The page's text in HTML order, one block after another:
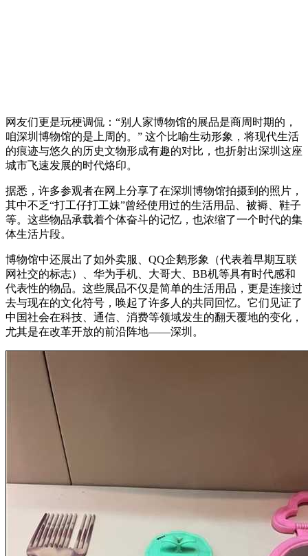
网友们更是玩梗调侃：“别人家博物馆的展品是商周时期的，
咱深圳博物馆的是上周的。” 这个比喻生动形象，将现代生活
的痕迹与悠久的历史文物形成有趣的对比，也折射出深圳这座
城市飞速发展的时代烙印。
据悉，许多参观者在网上分享了在深圳博物馆拍摄到的照片，
其中不乏“打工仔打工妹”曾经使用过的生活用品、被褥、鞋子
等。这些物品承载着个体奋斗的记忆，也浓缩了一个时代的集
体生活片段。
博物馆中还展出了如外卖服、QQ企鹅形象（代表着早期互联
网社交的标志）、华为手机、大哥大、BB机等具有时代感和
代表性的物品。这些展品不仅是简单的生活用品，更是连接过
去与现在的文化符号，唤起了许多人的共同回忆。它们见证了
中国社会在科技、通信、消费等领域发生的翻天覆地的变化，
尤其是在改革开放的前沿阵地——深圳。